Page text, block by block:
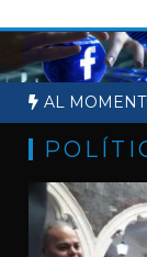
al
contenido
AL
Sheinbaum no